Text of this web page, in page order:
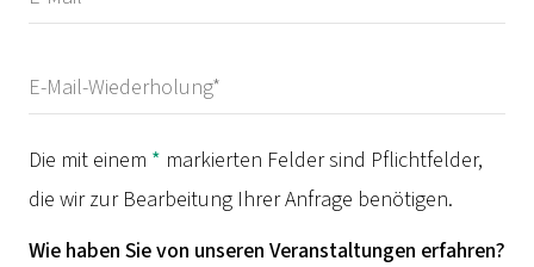
Die mit einem * markierten Felder sind Pflichtfelder,
die wir zur Bearbeitung Ihrer Anfrage benötigen.
Wie haben Sie von unseren Veranstaltungen erfahren?